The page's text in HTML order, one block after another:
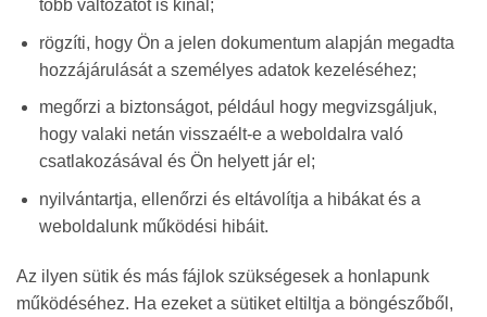
több változatot is kínál;
rögzíti, hogy Ön a jelen dokumentum alapján megadta
hozzájárulását a személyes adatok kezeléséhez;
megőrzi a biztonságot, például hogy megvizsgáljuk,
hogy valaki netán visszaélt-e a weboldalra való
csatlakozásával és Ön helyett jár el;
nyilvántartja, ellenőrzi és eltávolítja a hibákat és a
weboldalunk működési hibáit.
Az ilyen sütik és más fájlok szükségesek a honlapunk
működéséhez. Ha ezeket a sütiket eltiltja a böngészőből,